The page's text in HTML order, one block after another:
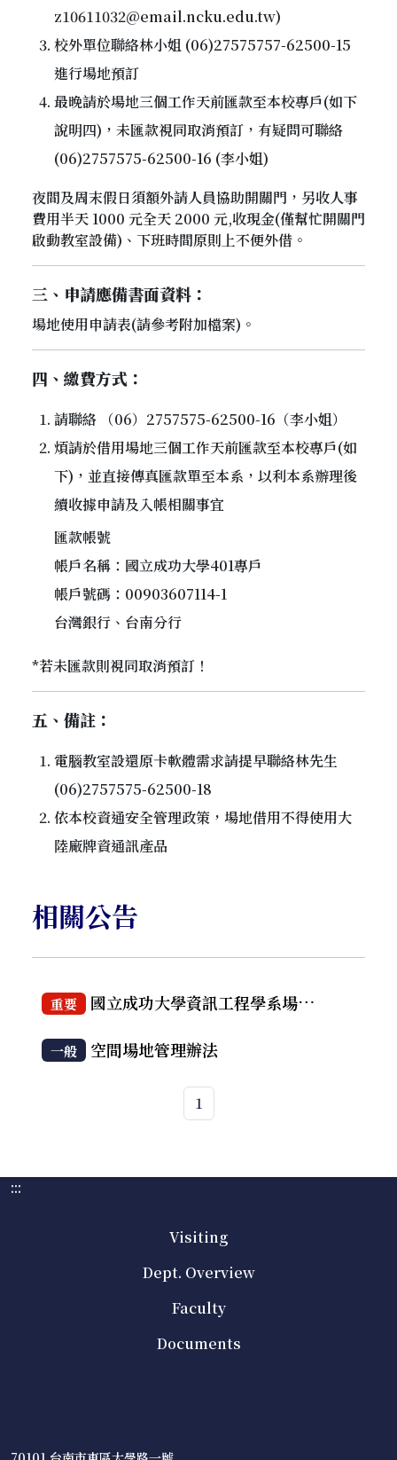
z10611032@email.ncku.edu.tw)
校外單位聯絡林小姐 (06)27575757-62500-15
進行場地預訂
最晚請於場地三個工作天前匯款至本校專戶(如下
說明四)，未匯款視同取消預訂，有疑問可聯絡
(06)2757575-62500-16 (李小姐)
夜間及周末假日須額外請人員協助開關門，另收人事
費用半天 1000 元全天 2000 元,收現金(僅幫忙開關門
啟動教室設備)、下班時間原則上不便外借。
三、申請應備書面資料：
場地使用申請表(請參考附加檔案)。
四、繳費方式：
請聯絡 （06）2757575-62500-16（李小姐）
煩請於借用場地三個工作天前匯款至本校專戶(如
下)，並直接傳真匯款單至本系，以利本系辦理後
續收據申請及入帳相關事宜
匯款帳號
帳戶名稱：國立成功大學401專戶
帳戶號碼：00903607114-1
台灣銀行、台南分行
*若未匯款則視同取消預訂！
五、備註：
電腦教室設還原卡軟體需求請提早聯絡林先生
(06)2757575-62500-18
依本校資通安全管理政策，場地借用不得使用大
陸廠牌資通訊產品
相關公告
重要 國立成功大學資訊工程學系場地設備借用管理要點
一般 空間場地管理辦法
1
:::
Visiting
Dept. Overview
Faculty
Documents